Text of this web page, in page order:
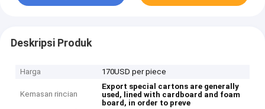
Deskripsi Produk
Harga 170USD per piece
Kemasan rincian
Export special cartons are generally
used, lined with cardboard and foam
board, in order to preve